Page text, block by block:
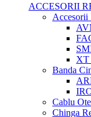
ACCESORII
Accesorii
XT
Banda
Cablu
Chinga